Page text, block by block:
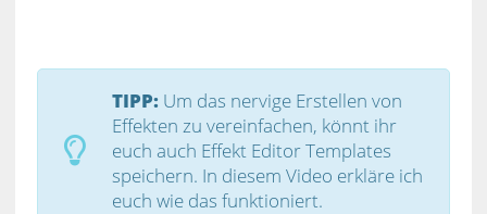
TIPP:Um das nervige Erstellen von
Effekten zu vereinfachen, könnt ihr
euch auch Effekt Editor Templates
speichern. In diesem Video erkläre ich
euch wie das funktioniert.